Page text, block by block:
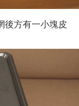
後方有一小塊皮